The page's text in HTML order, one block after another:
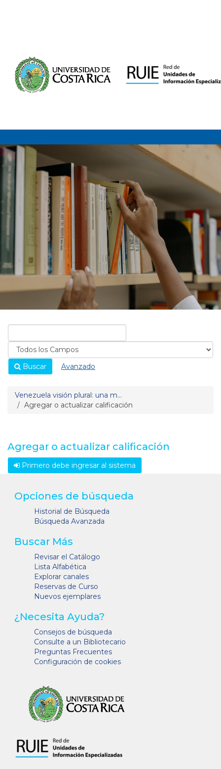
Buscar Avanzado
Venezuela visión plural: una m...
Agregar o actualizar calificación
Agregar o actualizar calificación
Primero debe ingresar al sistema
Opciones de búsqueda
Historial de Búsqueda
Búsqueda Avanzada
Buscar Más
Revisar el Catálogo
Lista Alfabética
Explorar canales
Reservas de Curso
Nuevos ejemplares
¿Necesita Ayuda?
Consejos de búsqueda
Consulte a un Bibliotecario
Preguntas Frecuentes
Configuración de cookies